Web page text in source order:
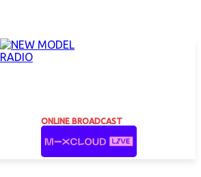
ONLINE BROADCAST